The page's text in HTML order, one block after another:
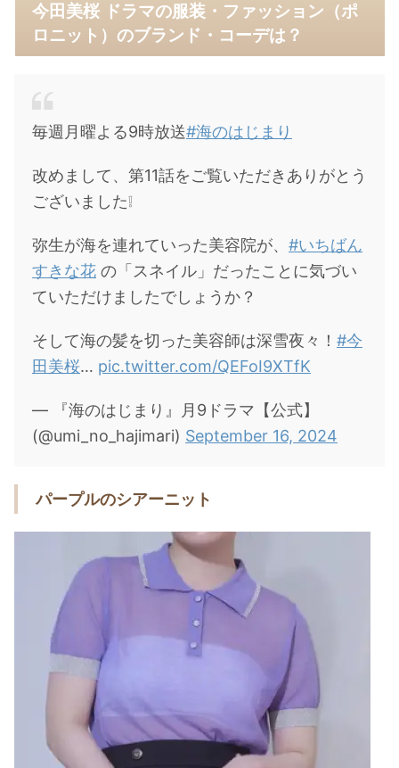
今田美桜 ドラマの服装・ファッション（ポ
ロニット）のブランド・コーデは？
毎週月曜よる9時放送#海のはじまり
改めまして、第11話をご覧いただきありがとう
ございました❕
弥生が海を連れていった美容院が、 #いちばん
すきな花 の「スネイル」だったことに気づい
ていただけましたでしょうか？
そして海の髪を切った美容師は深雪夜々！ #今
田美桜… pic.twitter.com/QEFoI9XTfK
— 『海のはじまり』月9ドラマ【公式】
(@umi_no_hajimari) September 16, 2024
パープルのシアーニット